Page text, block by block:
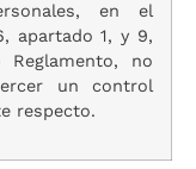
en el
apartado 1, y 9,
no
un control
respecto.